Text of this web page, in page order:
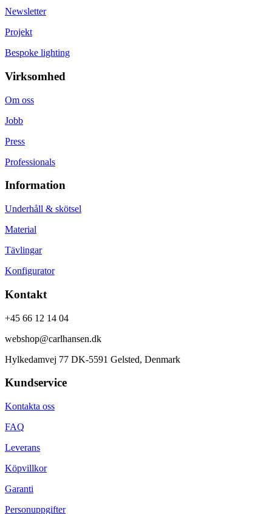
Newsletter
Projekt
Bespoke lighting
Virksomhed
Om oss
Jobb
Press
Professionals
Information
Underhåll & skötsel
Material
Tävlingar
Konfigurator
Kontakt
+45 66 12 14 04
webshop@carlhansen.dk
Hylkedamvej 77 DK-5591 Gelsted, Denmark
Kundservice
Kontakta oss
FAQ
Leverans
Köpvillkor
Garanti
Personuppgifter